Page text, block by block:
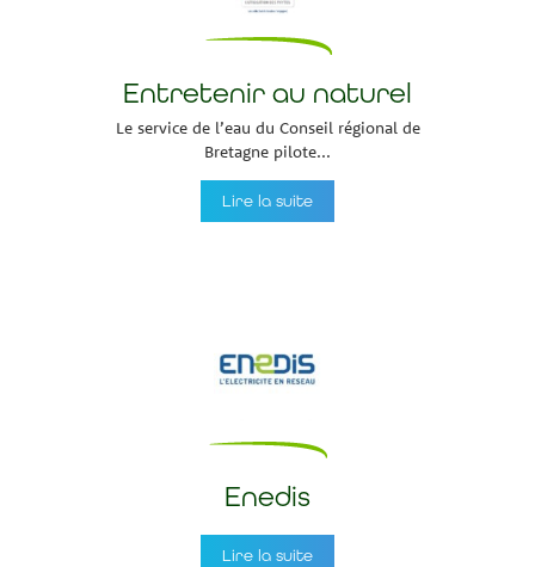
Entretenir au naturel
Le service de l’eau du Conseil régional de
Bretagne pilote...
Lire la suite
Enedis
Lire la suite